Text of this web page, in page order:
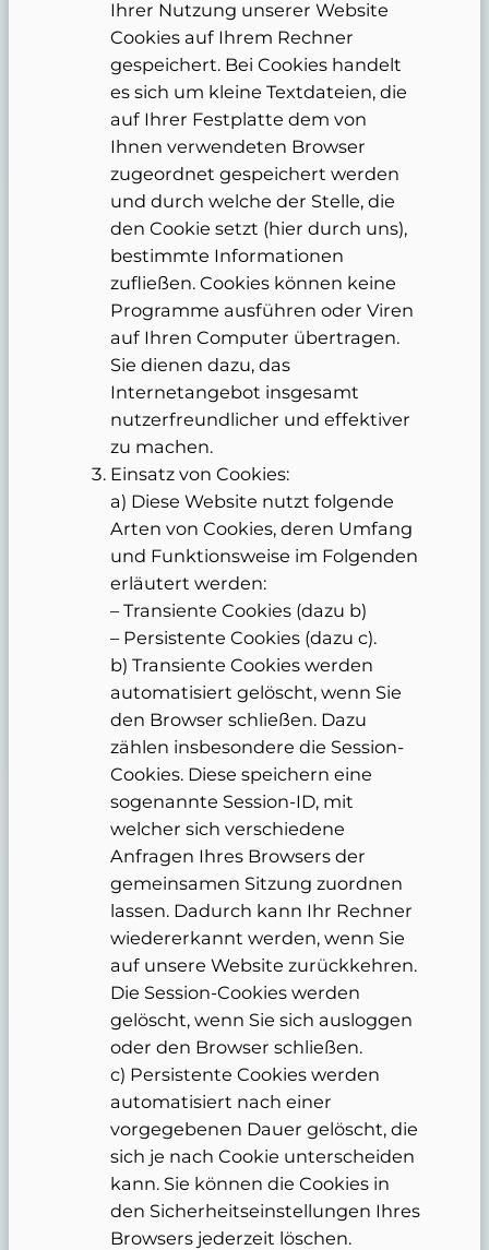
Ihrer Nutzung unserer Website
Cookies auf Ihrem Rechner
gespeichert. Bei Cookies handelt
es sich um kleine Textdateien, die
auf Ihrer Festplatte dem von
Ihnen verwendeten Browser
zugeordnet gespeichert werden
und durch welche der Stelle, die
den Cookie setzt (hier durch uns),
bestimmte Informationen
zufließen. Cookies können keine
Programme ausführen oder Viren
auf Ihren Computer übertragen.
Sie dienen dazu, das
Internetangebot insgesamt
nutzerfreundlicher und effektiver
zu machen.
Einsatz von Cookies:
a) Diese Website nutzt folgende
Arten von Cookies, deren Umfang
und Funktionsweise im Folgenden
erläutert werden:
– Transiente Cookies (dazu b)
– Persistente Cookies (dazu c).
b) Transiente Cookies werden
automatisiert gelöscht, wenn Sie
den Browser schließen. Dazu
zählen insbesondere die Session-
Cookies. Diese speichern eine
sogenannte Session-ID, mit
welcher sich verschiedene
Anfragen Ihres Browsers der
gemeinsamen Sitzung zuordnen
lassen. Dadurch kann Ihr Rechner
wiedererkannt werden, wenn Sie
auf unsere Website zurückkehren.
Die Session-Cookies werden
gelöscht, wenn Sie sich ausloggen
oder den Browser schließen.
c) Persistente Cookies werden
automatisiert nach einer
vorgegebenen Dauer gelöscht, die
sich je nach Cookie unterscheiden
kann. Sie können die Cookies in
den Sicherheitseinstellungen Ihres
Browsers jederzeit löschen.